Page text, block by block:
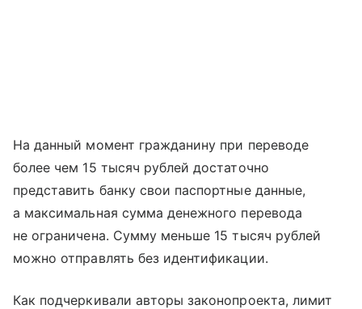
На данный момент гражданину при переводе
более чем 15 тысяч рублей достаточно
представить банку свои паспортные данные,
а максимальная сумма денежного перевода
не ограничена. Сумму меньше 15 тысяч рублей
можно отправлять без идентификации.
Как подчеркивали авторы законопроекта, лимит